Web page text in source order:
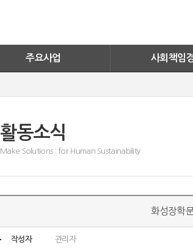
주요사업 사회책임
활동소식
Make Solutions : for Human Sustainability
화성장학
작성자 관리자